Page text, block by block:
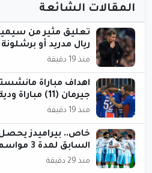
المقالات الشائعة
تعليق مثير من
ريال مدريد أو برشلونة
منذ 19 دقيقة
اهداف مباراة
جيرمان (11) مباراة ودية
منذ 19 دقيقة
خاص.. بيراميدز
السابق لمدة 3 مواسم
منذ 29 دقيقة